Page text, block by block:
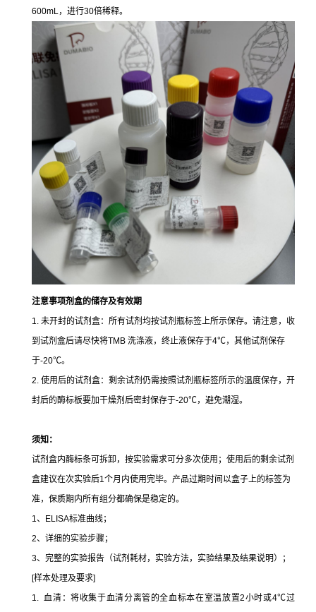
600mL，进行30倍稀释。
注意事项剂盒的储存及有效期
1. 未开封的试剂盒：所有试剂均按试剂瓶标签上所示保存。请注意，收
到试剂盒后请尽快将TMB 洗涤液，终止液保存于4℃，其他试剂保存
于-20℃。
2. 使用后的试剂盒：剩余试剂仍需按照试剂瓶标签所示的温度保存，开
封后的酶标板要加干燥剂后密封保存于-20℃，避免潮湿。
须知：
试剂盒内酶标条可拆卸，按实验需求可分多次使用；使用后的剩余试剂
盒建议在次实验后1个月内使用完毕。产品过期时间以盒子上的标签为
准，保质期内所有组分都确保是稳定的。
1、ELISA标准曲线；
2、详细的实验步骤；
3、完整的实验报告（试剂耗材，实验方法，实验结果及结果说明）；
[样本处理及要求]
1. 血清：将收集于血清分离管的全血标本在室温放置2小时或4℃过